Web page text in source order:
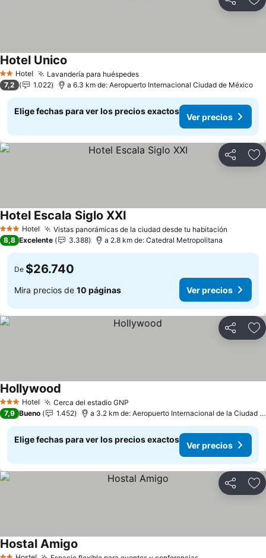
Compartir
2 Estrellas
Hotel Lavandería para huéspedesVer precios
Hotel Unico
7,2 1.022 a 6.3 km de: Aeropuerto Internacional Ciudad de México
Elige fechas para ver los precios exactos
Ver precios
Compartir
3 Estrellas
Hotel Vistas panorámicas de la ciudad desde tu habitación
Hotel Escala Siglo XXI
8,8 Excelente 3.388 a 2.8 km de: Catedral Metropolitana
De $26.740
Mira precios de 10 páginas Ver precios
Compartir
3 Estrellas
Hotel Cerca del estadio GNP
Hollywood
7,9 Bueno 1.452 a 3.2 km de: Aeropuerto Internacional de la Ciudad
Elige fechas para ver los precios exactos
Ver precios
Compartir
Hostal Amigo